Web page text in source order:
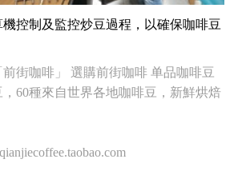
控制及監控炒豆過程，以確保咖啡豆
街咖啡」 選購前街咖啡 单品咖啡豆
60種來自世界各地咖啡豆，新鮮烘焙